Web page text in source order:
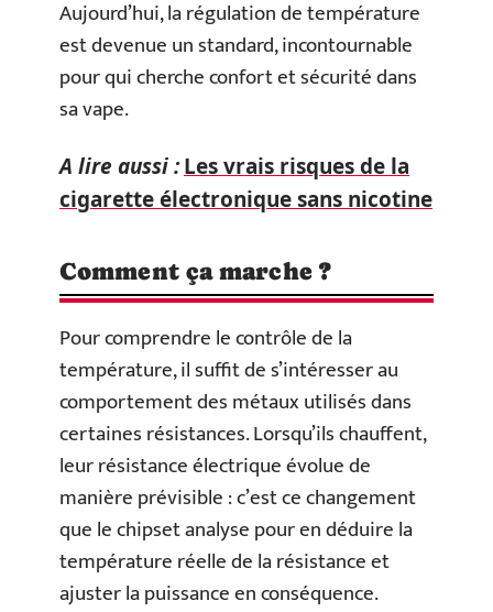
Aujourd’hui, la régulation de température
est devenue un standard, incontournable
pour qui cherche confort et sécurité dans
sa vape.
A lire aussi :Les vrais risques de la
cigarette électronique sans nicotine
Comment ça marche ?
Pour comprendre le contrôle de la
température, il suffit de s’intéresser au
comportement des métaux utilisés dans
certaines résistances. Lorsqu’ils chauffent,
leur résistance électrique évolue de
manière prévisible : c’est ce changement
que le chipset analyse pour en déduire la
température réelle de la résistance et
ajuster la puissance en conséquence.